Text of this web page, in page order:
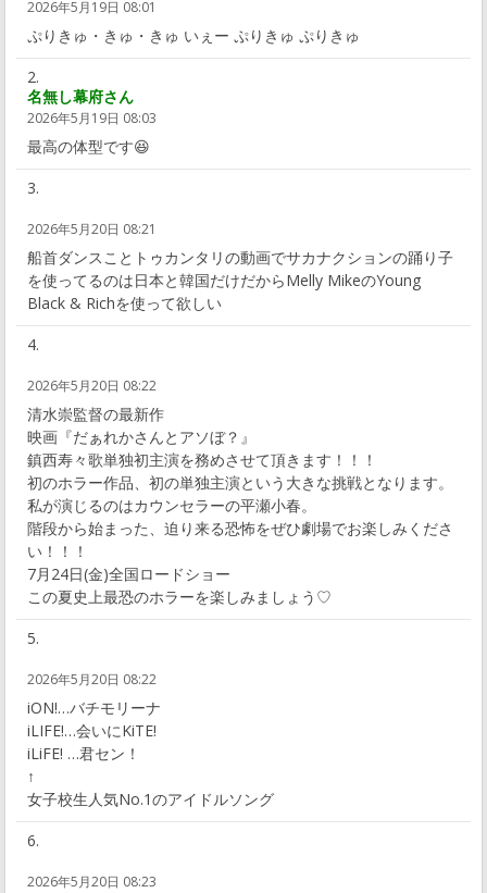
2026年5月19日 08:01
ぷりきゅ・きゅ・きゅ いぇー ぷりきゅ ぷりきゅ
名無し幕府さん
2026年5月19日 08:03
最高の体型です😆
2026年5月20日 08:21
船首ダンスことトゥカンタリの動画でサカナクションの踊り子
を使ってるのは日本と韓国だけだからMelly MikeのYoung
Black & Richを使って欲しい
2026年5月20日 08:22
清水崇監督の最新作
映画『だぁれかさんとアソぼ？』
鎮西寿々歌単独初主演を務めさせて頂きます！！！
初のホラー作品、初の単独主演という大きな挑戦となります。
私が演じるのはカウンセラーの平瀬小春。
階段から始まった、迫り来る恐怖をぜひ劇場でお楽しみくださ
い！！！
7月24日(金)全国ロードショー
この夏史上最恐のホラーを楽しみましょう♡
2026年5月20日 08:22
iON!…バチモリーナ
iLIFE!…会いにKiTE!
iLiFE! …君セン！
↑
女子校生人気No.1のアイドルソング
2026年5月20日 08:23